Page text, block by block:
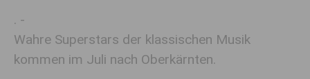
. -
Wahre Superstars der klassischen Musik
kommen im Juli nach Oberkärnten.